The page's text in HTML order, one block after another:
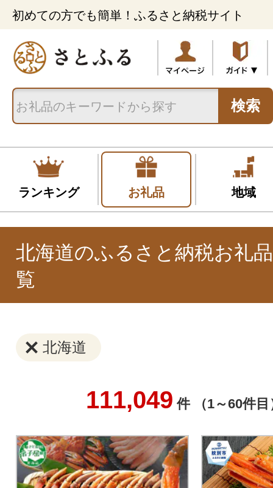
初めての方でも簡単！ふるさと納税サイト
検索
ランキング お礼品 地域
北海道のふるさと納税お礼
覧
北海道
111,049 件 （1～60件